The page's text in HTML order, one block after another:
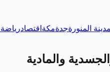
المنورةجدةمكة اقتصادرياضة
والمادية